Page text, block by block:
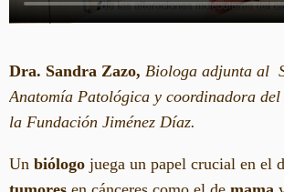
Dra. Sandra Zazo, Biologa adjunta al
Anatomía Patológica y coordinadora del
la Fundación Jiménez Díaz.
Un biólogo juega un papel crucial en el